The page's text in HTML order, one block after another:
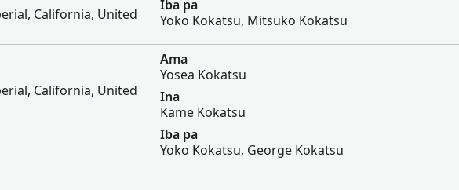
California, United
Iba pa
Yoko Kokatsu, Mitsuko Kokatsu
California, United
Ama
Yosea Kokatsu
Ina
Kame Kokatsu
Iba pa
Yoko Kokatsu, George Kokatsu